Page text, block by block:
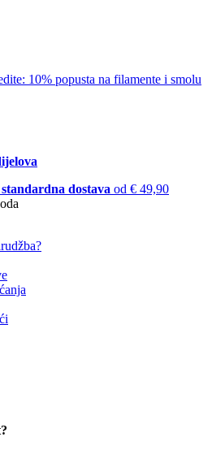
10% popusta na filamente i smolu
dostava od € 49,90